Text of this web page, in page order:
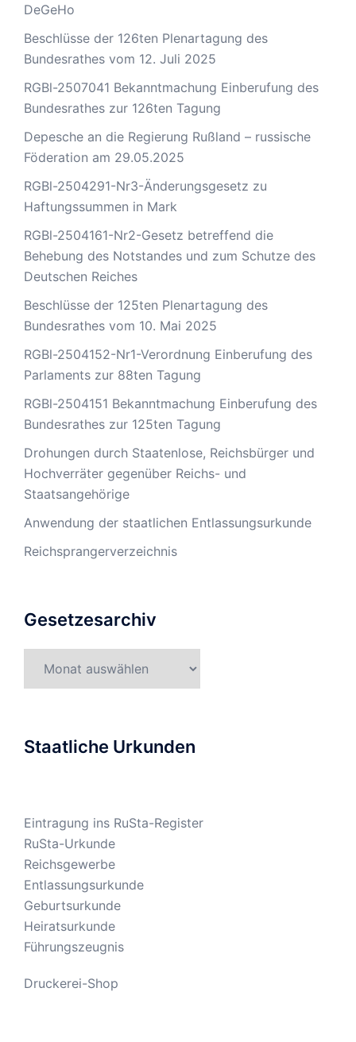
DeGeHo
Beschlüsse der 126ten Plenartagung des
Bundesrathes vom 12. Juli 2025
RGBl-2507041 Bekanntmachung Einberufung des
Bundesrathes zur 126ten Tagung
Depesche an die Regierung Rußland – russische
Föderation am 29.05.2025
RGBl-2504291-Nr3-Änderungsgesetz zu
Haftungssummen in Mark
RGBl-2504161-Nr2-Gesetz betreffend die
Behebung des Notstandes und zum Schutze des
Deutschen Reiches
Beschlüsse der 125ten Plenartagung des
Bundesrathes vom 10. Mai 2025
RGBl-2504152-Nr1-Verordnung Einberufung des
Parlaments zur 88ten Tagung
RGBl-2504151 Bekanntmachung Einberufung des
Bundesrathes zur 125ten Tagung
Drohungen durch Staatenlose, Reichsbürger und
Hochverräter gegenüber Reichs- und
Staatsangehörige
Anwendung der staatlichen Entlassungsurkunde
Reichsprangerverzeichnis
Gesetzesarchiv
Staatliche Urkunden
Eintragung ins RuSta-Register
RuSta-Urkunde
Reichsgewerbe
Entlassungsurkunde
Geburtsurkunde
Heiratsurkunde
Führungszeugnis
Druckerei-Shop